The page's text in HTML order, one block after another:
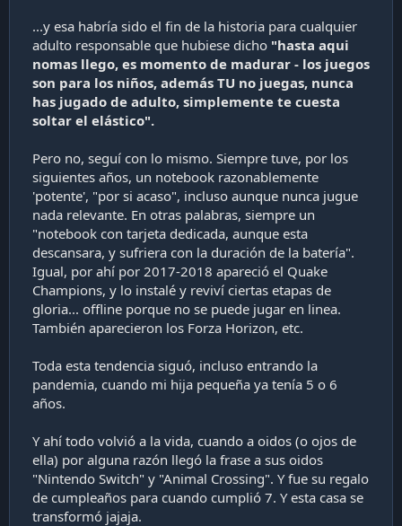
...y esa habría sido el fin de la historia para cualquier
adulto responsable que hubiese dicho "hasta aqui
nomas llego, es momento de madurar - los juegos
son para los niños, además TU no juegas, nunca
has jugado de adulto, simplemente te cuesta
soltar el elástico".
Pero no, seguí con lo mismo. Siempre tuve, por los
siguientes años, un notebook razonablemente
'potente', "por si acaso", incluso aunque nunca jugue
nada relevante. En otras palabras, siempre un
"notebook con tarjeta dedicada, aunque esta
descansara, y sufriera con la duración de la batería".
Igual, por ahí por 2017-2018 apareció el Quake
Champions, y lo instalé y reviví ciertas etapas de
gloria... offline porque no se puede jugar en linea.
También aparecieron los Forza Horizon, etc.
Toda esta tendencia siguó, incluso entrando la
pandemia, cuando mi hija pequeña ya tenía 5 o 6
años.
Y ahí todo volvió a la vida, cuando a oidos (o ojos de
ella) por alguna razón llegó la frase a sus oidos
"Nintendo Switch" y "Animal Crossing". Y fue su regalo
de cumpleaños para cuando cumplió 7. Y esta casa se
transformó jajaja.